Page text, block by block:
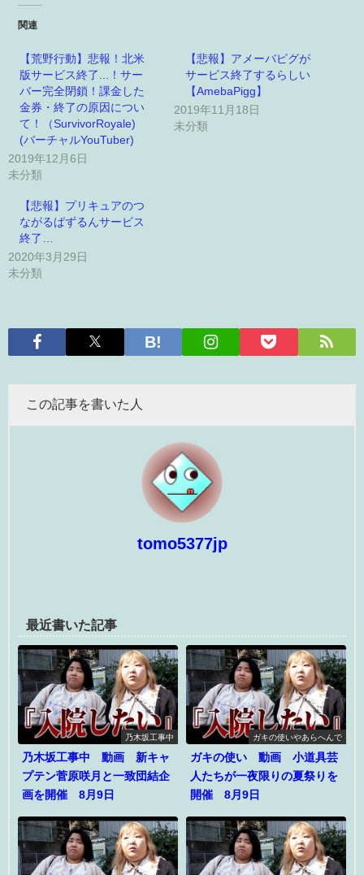
関連
【荒野行動】悲報！北米
版サービス終了...！サー
バー完全閉鎖！課金した
金券・終了の原因につい
て！（SurvivorRoyale)
(バーチャルYouTuber)
2019年12月6日
未分類
【悲報】アメーバピグが
サービス終了するらしい
【AmebaPigg】
2019年11月18日
未分類
【悲報】プリキュアのつ
ながるぱずるんサービス
終了…
2020年3月29日
未分類
この記事を書いた人
tomo5377jp
最近書いた記事
乃木坂工事中
乃木坂工事中 動画 新キャ
プテン菅原咲月と一致団結企
画を開催 8月9日
ガキの使いやあらへんで
ガキの使い 動画 小道具芸
人たちが一夜限りの夏祭りを
開催 8月9日